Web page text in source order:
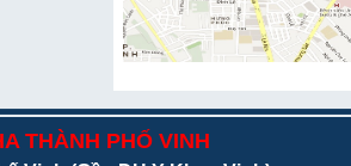
THÀNH PHỐ VINH